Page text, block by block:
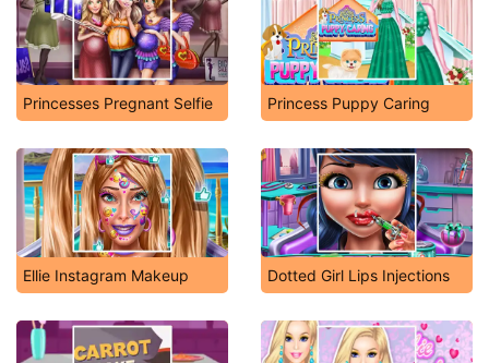
Princesses Pregnant Selfie Princess Puppy Caring
Ellie Instagram Makeup Dotted Girl Lips Injections